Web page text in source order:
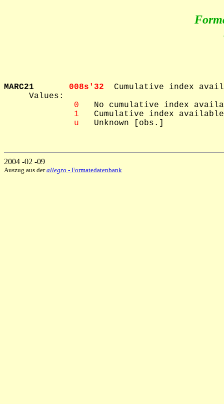
MARC21 008s'32 Cumulative index
     Values:
0
No cumulative index
1
Cumulative index
u
   Unknown [obs.]
2004 -02 -09
Auszug aus derallegro - Formatedatenbank